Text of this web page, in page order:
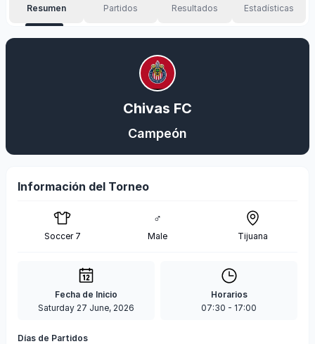
Resumen Partidos Resultados Estadísticas
Chivas FC
Campeón
Información del Torneo
Soccer 7
♂
Male Tijuana
Fecha de Inicio
Saturday 27 June, 2026
Horarios
07:30 - 17:00
Días de Partidos